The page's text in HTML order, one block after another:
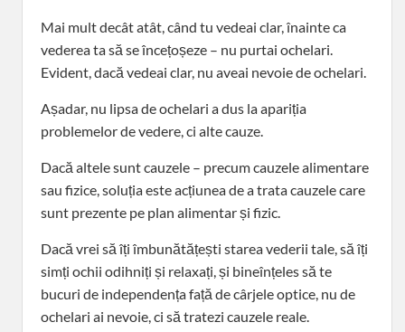
Mai mult decât atât, când tu vedeai clar, înainte ca
vederea ta să se încețoșeze – nu purtai ochelari.
Evident, dacă vedeai clar, nu aveai nevoie de ochelari.
Așadar, nu lipsa de ochelari a dus la apariția
problemelor de vedere, ci alte cauze.
Dacă altele sunt cauzele – precum cauzele alimentare
sau fizice, soluția este acțiunea de a trata cauzele care
sunt prezente pe plan alimentar și fizic.
Dacă vrei să îți îmbunătățești starea vederii tale, să îți
simți ochii odihniți și relaxați, și bineînțeles să te
bucuri de independența față de cârjele optice, nu de
ochelari ai nevoie, ci să tratezi cauzele reale.